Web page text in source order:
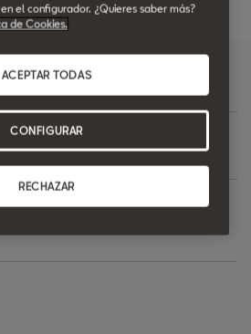
oferta personalizada
el configurador. ¿Quieres saber más?
de Cookies.
RECHAZAR
ACEPTAR TODAS
CONFIGURAR